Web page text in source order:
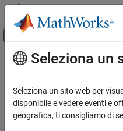
Vai al contenuto
Attiva/disattiva
Pagina iniziale della documentazione
Contenuto principale
Seleziona un
Seleziona un sito web per
disponibile e vedere eventi e
geografica, ti consigliamo di